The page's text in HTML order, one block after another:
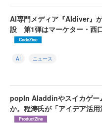
AI専門メディア『AIdiver』
設 第1弾はマーケター・西
CodeZine
AI ニュース
popIn Aladdinやスイカゲー
か。程涛氏が「アイデア活
ProductZine